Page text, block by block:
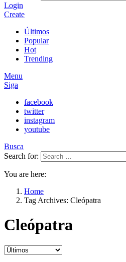
Login
Create
Últimos
Popular
Hot
Trending
Menu
Siga
facebook
twitter
instagram
youtube
Busca
Search for:
You are here:
Home
Tag Archives: Cleópatra
Cleópatra